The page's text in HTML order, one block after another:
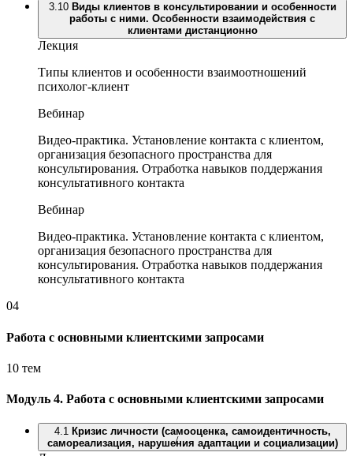
3.10 Виды клиентов в консультировании и особенности
работы с ними. Особенности взаимодействия с
клиентами дистанционно
Лекция
Типы клиентов и особенности взаимоотношений
психолог-клиент
Вебинар
Видео-практика. Установление контакта с клиентом,
организация безопасного пространства для
консультирования. Отработка навыков поддержания
консультативного контакта
Вебинар
Видео-практика. Установление контакта с клиентом,
организация безопасного пространства для
консультирования. Отработка навыков поддержания
консультативного контакта
04
Работа с основными клиентскими запросами
10 тем
Модуль 4. Работа с основными клиентскими запросами
4.1 Кризис личности (самооценка, самоидентичность,
самореализация, нарушения адаптации и социализации)
/